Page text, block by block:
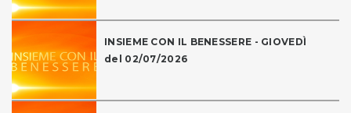
INSIEME CON IL BENESSERE - GIOVEDÌ
del 02/07/2026